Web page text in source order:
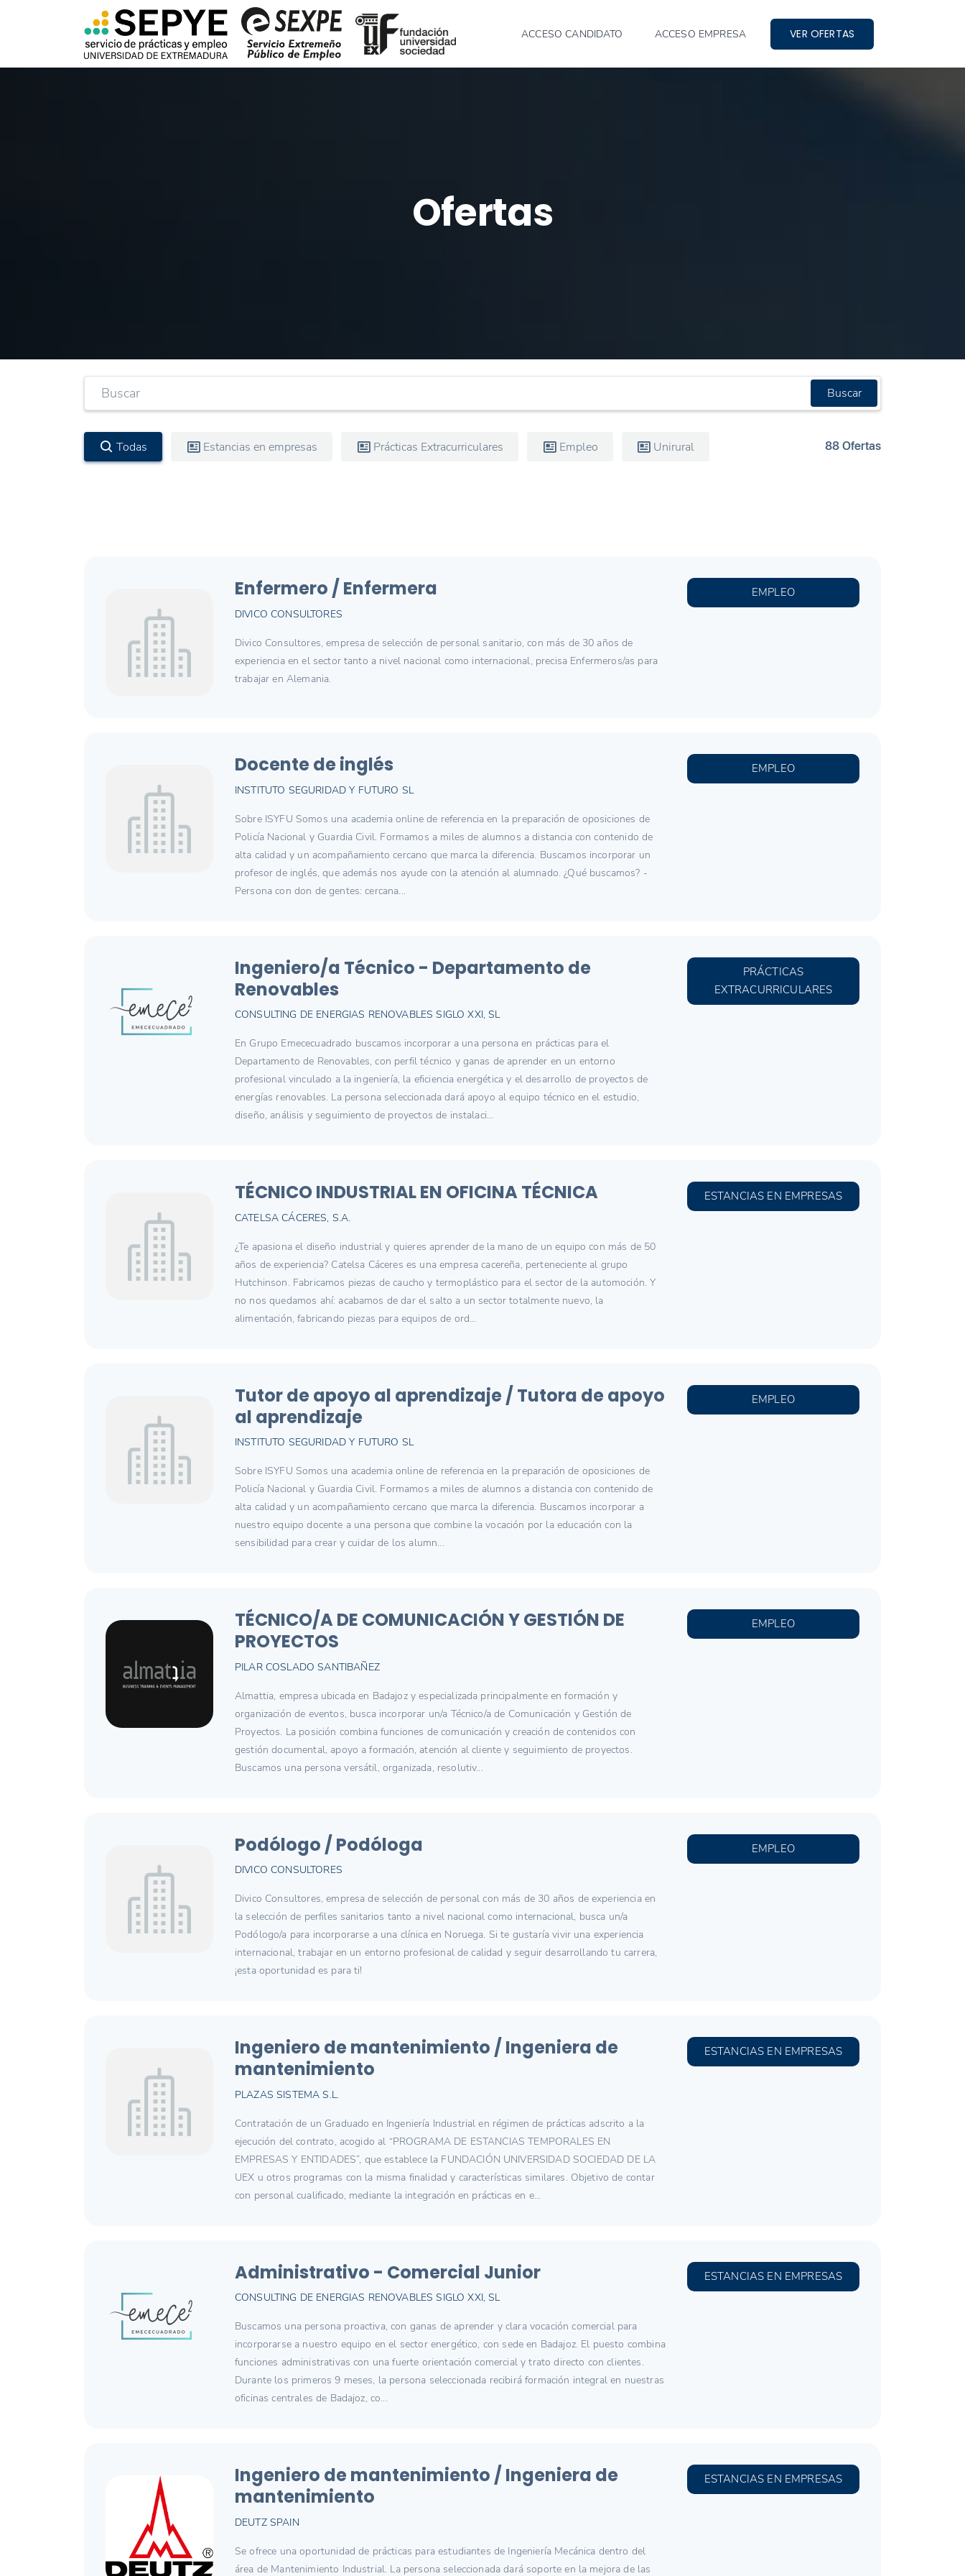
ACCESO CANDIDATO ACCESO EMPRESA VER OFERTAS
Ofertas
Buscar
Todas Estancias en empresas Prácticas Extracurriculares Empleo Unirural 88 Ofertas
Enfermero / Enfermera
DIVICO CONSULTORES
Divico Consultores, empresa de selección de personal sanitario, con más de 30 años de
experiencia en el sector tanto a nivel nacional como internacional, precisa Enfermeros/as para
trabajar en Alemania.
EMPLEO
Docente de inglés
INSTITUTO SEGURIDAD Y FUTURO SL
Sobre ISYFU Somos una academia online de referencia en la preparación de oposiciones de
Policía Nacional y Guardia Civil. Formamos a miles de alumnos a distancia con contenido de
alta calidad y un acompañamiento cercano que marca la diferencia. Buscamos incorporar un
profesor de inglés, que además nos ayude con la atención al alumnado. ¿Qué buscamos? -
Persona con don de gentes: cercana...
EMPLEO
Ingeniero/a Técnico - Departamento de
Renovables
CONSULTING DE ENERGIAS RENOVABLES SIGLO XXI, SL
En Grupo Emececuadrado buscamos incorporar a una persona en prácticas para el
Departamento de Renovables, con perfil técnico y ganas de aprender en un entorno
profesional vinculado a la ingeniería, la eficiencia energética y el desarrollo de proyectos de
energías renovables. La persona seleccionada dará apoyo al equipo técnico en el estudio,
diseño, análisis y seguimiento de proyectos de instalaci...
PRÁCTICAS
EXTRACURRICULARES
TÉCNICO INDUSTRIAL EN OFICINA TÉCNICA
CATELSA CÁCERES, S.A.
¿Te apasiona el diseño industrial y quieres aprender de la mano de un equipo con más de 50
años de experiencia? Catelsa Cáceres es una empresa cacereña, perteneciente al grupo
Hutchinson. Fabricamos piezas de caucho y termoplástico para el sector de la automoción. Y
no nos quedamos ahí: acabamos de dar el salto a un sector totalmente nuevo, la
alimentación, fabricando piezas para equipos de ord...
ESTANCIAS EN EMPRESAS
Tutor de apoyo al aprendizaje / Tutora de apoyo
al aprendizaje
INSTITUTO SEGURIDAD Y FUTURO SL
Sobre ISYFU Somos una academia online de referencia en la preparación de oposiciones de
Policía Nacional y Guardia Civil. Formamos a miles de alumnos a distancia con contenido de
alta calidad y un acompañamiento cercano que marca la diferencia. Buscamos incorporar a
nuestro equipo docente a una persona que combine la vocación por la educación con la
sensibilidad para crear y cuidar de los alumn...
EMPLEO
TÉCNICO/A DE COMUNICACIÓN Y GESTIÓN DE
PROYECTOS
PILAR COSLADO SANTIBAÑEZ
Almattia, empresa ubicada en Badajoz y especializada principalmente en formación y
organización de eventos, busca incorporar un/a Técnico/a de Comunicación y Gestión de
Proyectos. La posición combina funciones de comunicación y creación de contenidos con
gestión documental, apoyo a formación, atención al cliente y seguimiento de proyectos.
Buscamos una persona versátil, organizada, resolutiv...
EMPLEO
Podólogo / Podóloga
DIVICO CONSULTORES
Divico Consultores, empresa de selección de personal con más de 30 años de experiencia en
la selección de perfiles sanitarios tanto a nivel nacional como internacional, busca un/a
Podólogo/a para incorporarse a una clínica en Noruega. Si te gustaría vivir una experiencia
internacional, trabajar en un entorno profesional de calidad y seguir desarrollando tu carrera,
¡esta oportunidad es para ti!
EMPLEO
Ingeniero de mantenimiento / Ingeniera de
mantenimiento
PLAZAS SISTEMA S.L.
Contratación de un Graduado en Ingeniería Industrial en régimen de prácticas adscrito a la
ejecución del contrato, acogido al “PROGRAMA DE ESTANCIAS TEMPORALES EN
EMPRESAS Y ENTIDADES”, que establece la FUNDACIÓN UNIVERSIDAD SOCIEDAD DE LA
UEX u otros programas con la misma finalidad y características similares. Objetivo de contar
con personal cualificado, mediante la integración en prácticas en e...
ESTANCIAS EN EMPRESAS
Administrativo - Comercial Junior
CONSULTING DE ENERGIAS RENOVABLES SIGLO XXI, SL
Buscamos una persona proactiva, con ganas de aprender y clara vocación comercial para
incorporarse a nuestro equipo en el sector energético, con sede en Badajoz. El puesto combina
funciones administrativas con una fuerte orientación comercial y trato directo con clientes.
Durante los primeros 9 meses, la persona seleccionada recibirá formación integral en nuestras
oficinas centrales de Badajoz, co...
ESTANCIAS EN EMPRESAS
Ingeniero de mantenimiento / Ingeniera de
mantenimiento
DEUTZ SPAIN
Se ofrece una oportunidad de prácticas para estudiantes de Ingeniería Mecánica dentro del
área de Mantenimiento Industrial. La persona seleccionada dará soporte en la mejora de las
ESTANCIAS EN EMPRESAS